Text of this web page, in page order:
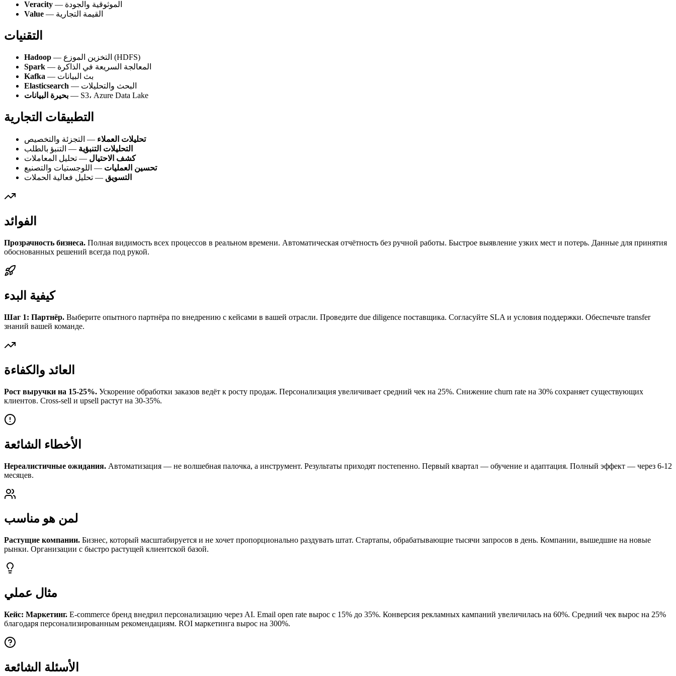
Veracity
— الموثوقية والجودة
Value
— القيمة التجارية
التقنيات
Hadoop
— التخزين الموزع (HDFS)
Spark
— المعالجة السريعة في الذاكرة
Kafka
— بث البيانات
Elasticsearch
— البحث والتحليلات
بحيرة البيانات — S3، Azure Data Lake
التطبيقات التجارية
تحليلات العملاء — التجزئة والتخصيص
التحليلات التنبؤية — التنبؤ بالطلب
كشف الاحتيال — تحليل المعاملات
تحسين العمليات — اللوجستيات والتصنيع
التسويق — تحليل فعالية الحملات
الفوائد
Прозрачность бизнеса. Полная видимость всех процессов в реальном времени. Автоматическая отчётность без ручной работы. Быстрое выявление узких мест и потерь. Данные для принятия
обоснованных решений всегда под рукой.
كيفية البدء
Шаг 1: Партнёр. Выберите опытного партнёра по внедрению с кейсами в вашей отрасли. Проведите due diligence поставщика. Согласуйте SLA и условия поддержки. Обеспечьте transfer
знаний вашей команде.
العائد والكفاءة
Рост выручки на 15-25%. Ускорение обработки заказов ведёт к росту продаж. Персонализация увеличивает средний чек на 25%. Снижение churn rate на 30% сохраняет существующих
клиентов. Cross-sell и upsell растут на 30-35%.
الأخطاء الشائعة
Нереалистичные ожидания. Автоматизация — не волшебная палочка, а инструмент. Результаты приходят постепенно. Первый квартал — обучение и адаптация. Полный эффект — через 6-12
месяцев.
لمن هو مناسب
Растущие компании. Бизнес, который масштабируется и не хочет пропорционально раздувать штат. Стартапы, обрабатывающие тысячи запросов в день. Компании, вышедшие на новые
рынки. Организации с быстро растущей клиентской базой.
مثال عملي
Кейс: Маркетинг. E-commerce бренд внедрил персонализацию через AI. Email open rate вырос с 15% до 35%. Конверсия рекламных кампаний увеличилась на 60%. Средний чек вырос на 25%
благодаря персонализированным рекомендациям. ROI маркетинга вырос на 300%.
الأسئلة الشائعة